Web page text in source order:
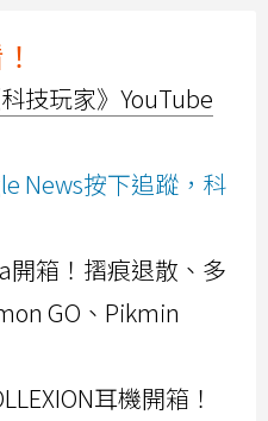
技玩家》YouTube
News按下追蹤，科
開箱！摺痕退散、多
GO、Pikmin
耳機開箱！